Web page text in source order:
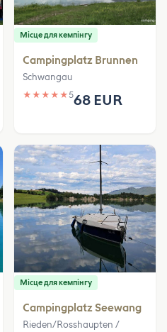
Місце для кемпінгу
Campingplatz Brunnen
Schwangau
★ ★ ★ ★ ★568 EUR
Місце для кемпінгу
Campingplatz Seewang
Rieden/Rosshaupten /